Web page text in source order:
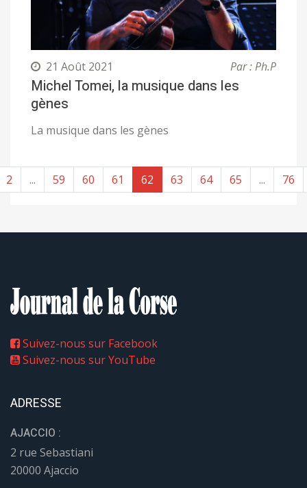
21 Août 2021 Par : Ph.P
Michel Tomei, la musique dans les
gènes
La musique dans les gènes
2 ... 59 60 61 62 63 64 65 ... 76
Suivez-nous sur Facebook
Suivez-nous sur YouTube
ADRESSE
AJACCIO :
2 rue Sebastiani
20000 Ajaccio